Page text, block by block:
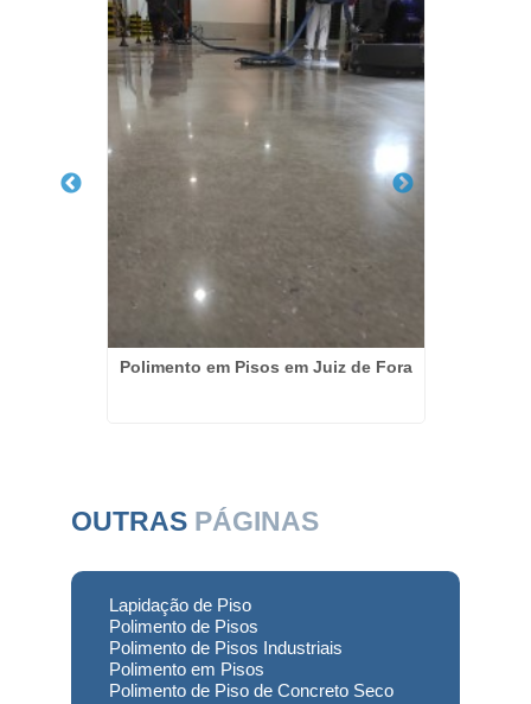
Polimento em Pisos em Juiz de Fora
OUTRAS PÁGINAS
Lapidação de Piso
Polimento de Pisos
Polimento de Pisos Industriais
Polimento em Pisos
Polimento de Piso de Concreto Seco